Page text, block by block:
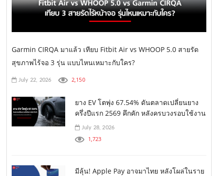
Garmin CIRQA มาแล้ว เทียบ Fitbit Air vs WHOOP 5.0 สายรัด
สุขภาพไร้จอ 3 รุ่น แบบไหนเหมาะกับใคร?
July 22, 2026 2,150
ยาง EV โตพุ่ง 67.54% ดันตลาดเปลี่ยนยาง
ครึ่งปีแรก 2569 คึกคัก หลังครบวงรอบใช้งาน
July 28, 2026
1,723
มีลุ้น! Apple Pay อาจมาไทย หลังโผล่ในราย